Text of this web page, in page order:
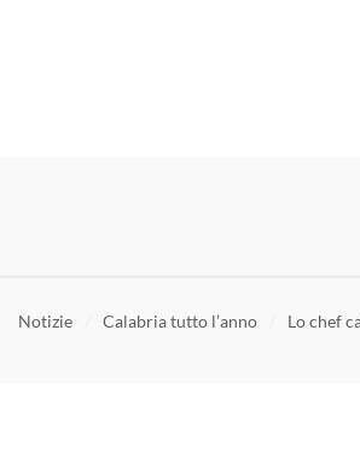
Notizie Calabria tutto l’anno Lo chef